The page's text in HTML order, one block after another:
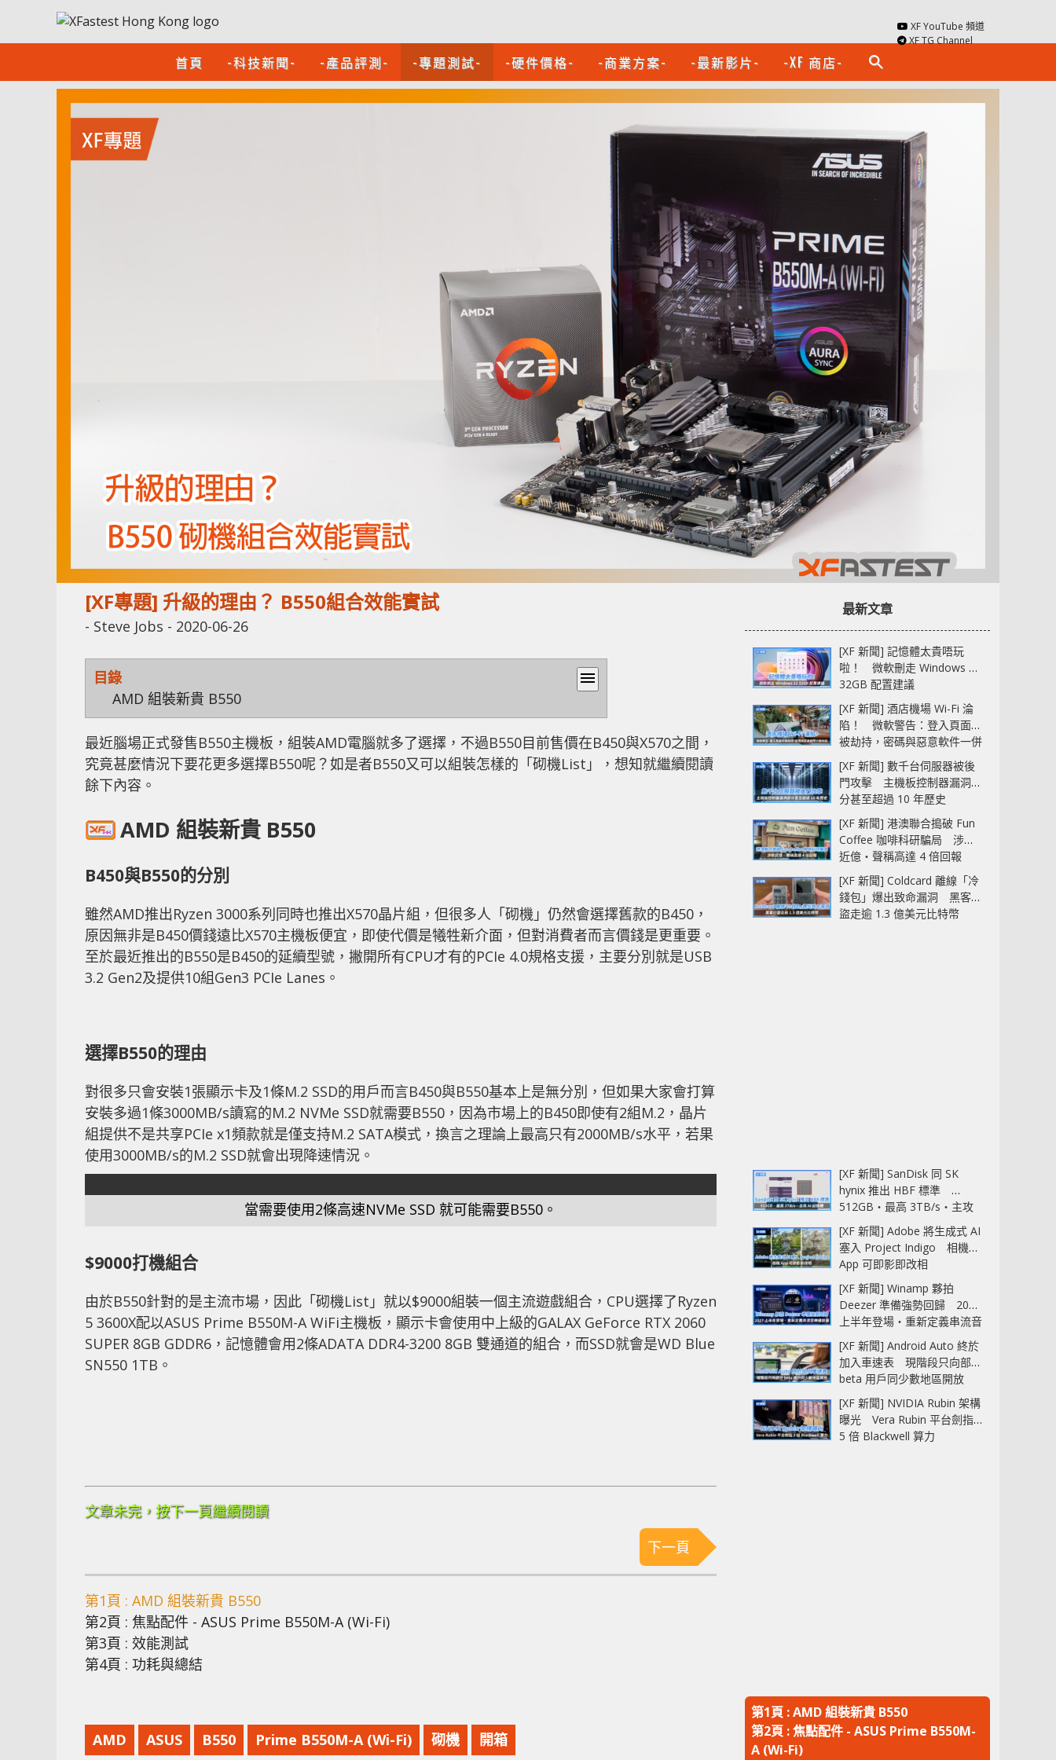
XF YouTube 頻道
XF TG Channel
首頁 -科技新聞- -產品評測- -專題測試- -硬件價格- -商業方案- -最新影片- -XF 商店- search
[XF專題] 升級的理由？ B550組合效能實試
- Steve Jobs - 2020-06-26
目錄
menu
AMD 組裝新貴 B550
最近腦場正式發售B550主機板，組裝AMD電腦就多了選擇，不過B550目前售價在B450與X570之間，
究竟甚麼情況下要花更多選擇B550呢？如是者B550又可以組裝怎樣的「砌機List」，想知就繼續閱讀
餘下內容。
AMD 組裝新貴 B550
B450與B550的分別
雖然AMD推出Ryzen 3000系列同時也推出X570晶片組，但很多人「砌機」仍然會選擇舊款的B450，
原因無非是B450價錢遠比X570主機板便宜，即使代價是犧牲新介面，但對消費者而言價錢是更重要。
至於最近推出的B550是B450的延續型號，撇開所有CPU才有的PCIe 4.0規格支援，主要分別就是USB
3.2 Gen2及提供10組Gen3 PCIe Lanes。
選擇B550的理由
對很多只會安裝1張顯示卡及1條M.2 SSD的用戶而言B450與B550基本上是無分別，但如果大家會打算
安裝多過1條3000MB/s讀寫的M.2 NVMe SSD就需要B550，因為市場上的B450即使有2組M.2，晶片
組提供不是共享PCIe x1頻款就是僅支持M.2 SATA模式，換言之理論上最高只有2000MB/s水平，若果
使用3000MB/s的M.2 SSD就會出現降速情況。
當需要使用2條高速NVMe SSD 就可能需要B550。
$9000打機組合
由於B550針對的是主流市場，因此「砌機List」就以$9000組裝一個主流遊戲組合，CPU選擇了Ryzen
5 3600X配以ASUS Prime B550M-A WiFi主機板，顯示卡會使用中上級的GALAX GeForce RTX 2060
SUPER 8GB GDDR6，記憶體會用2條ADATA DDR4-3200 8GB 雙通道的組合，而SSD就會是WD Blue
SN550 1TB。
文章未完，按下一頁繼續閱讀
下一頁
第1頁 : AMD 組裝新貴 B550
第2頁 : 焦點配件 - ASUS Prime B550M-A (Wi-Fi)
第3頁 : 效能測試
第4頁 : 功耗與總結
AMD ASUS B550 Prime B550M-A (Wi-Fi) 砌機 開箱
最新文章
[XF 新聞] 記憶體太貴唔玩
啦！ 微軟刪走 Windows 11
32GB 配置建議
[XF 新聞] 酒店機場 Wi-Fi 淪
陷！ 微軟警告：登入頁面可
被劫持，密碼與惡意軟件一併
中招
[XF 新聞] 數千台伺服器被後
門攻擊 主機板控制器漏洞部
分甚至超過 10 年歷史
[XF 新聞] 港澳聯合搗破 Fun
Coffee 咖啡科研騙局 涉款
近億‧聲稱高達 4 倍回報
[XF 新聞] Coldcard 離線「冷
錢包」爆出致命漏洞 黑客已
盜走逾 1.3 億美元比特幣
[XF 新聞] SanDisk 同 SK
hynix 推出 HBF 標準
512GB‧最高 3TB/s‧主攻
AI 記憶體
[XF 新聞] Adobe 將生成式 AI
塞入 Project Indigo 相機
App 可即影即改相
[XF 新聞] Winamp 夥拍
Deezer 準備強勢回歸 2027
上半年登場‧重新定義串流音
樂播放器
[XF 新聞] Android Auto 終於
加入車速表 現階段只向部分
beta 用戶同少數地區開放
[XF 新聞] NVIDIA Rubin 架構
曝光 Vera Rubin 平台劍指
5 倍 Blackwell 算力
第1頁 : AMD 組裝新貴 B550
第2頁 : 焦點配件 - ASUS Prime B550M-
A (Wi-Fi)